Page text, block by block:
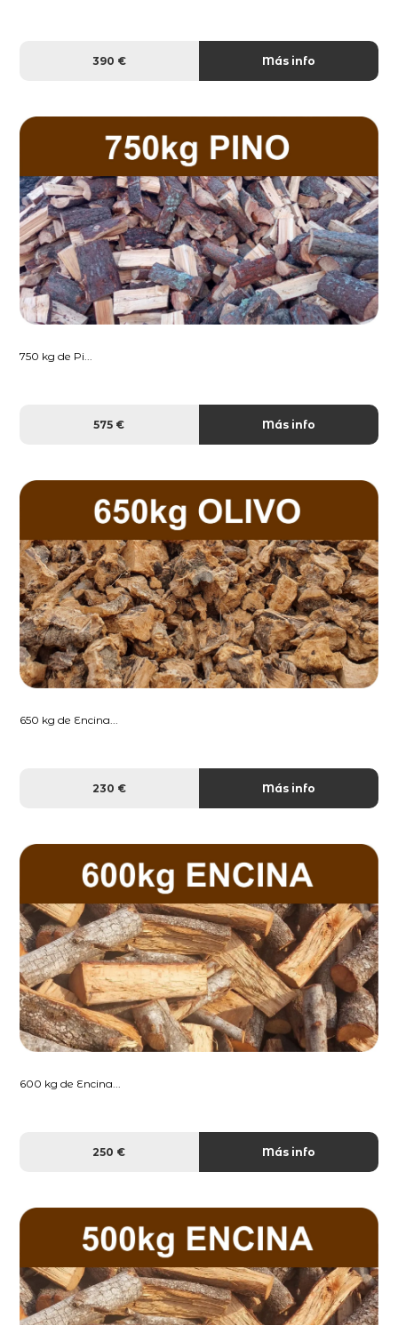
390 € Más info
750 kg de Pi...
575 € Más info
650 kg de Encina...
230 € Más info
600 kg de Encina...
250 € Más info